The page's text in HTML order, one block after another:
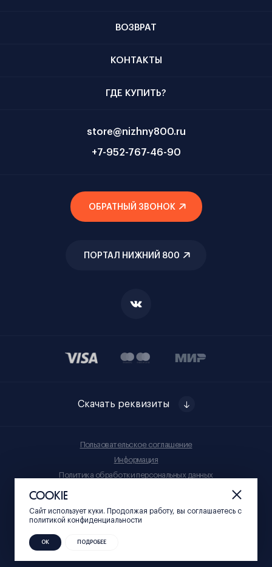
ВОЗВРАТ
КОНТАКТЫ
ГДЕ КУПИТЬ?
store@nizhny800.ru
+7-952-767-46-90
Скачать реквизиты
ОБРАТНЫЙ ЗВОНОК
ПОРТАЛ НИЖНИЙ 800
© Нижний 800, 2023
Пользовательское соглашение
Информация
Политика обработки персональных данных
COOKIE
Сайт использует куки. Продолжая работу, вы соглашаетесь c
политикой конфиденциальности
ОК ПОДРОБЕЕ